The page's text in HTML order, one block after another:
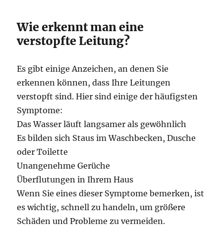
Wie erkennt man eine
verstopfte Leitung?
Es gibt einige Anzeichen, an denen Sie
erkennen können, dass Ihre Leitungen
verstopft sind. Hier sind einige der häufigsten
Symptome:
Das Wasser läuft langsamer als gewöhnlich
Es bilden sich Staus im Waschbecken, Dusche
oder Toilette
Unangenehme Gerüche
Überflutungen in Ihrem Haus
Wenn Sie eines dieser Symptome bemerken, ist
es wichtig, schnell zu handeln, um größere
Schäden und Probleme zu vermeiden.